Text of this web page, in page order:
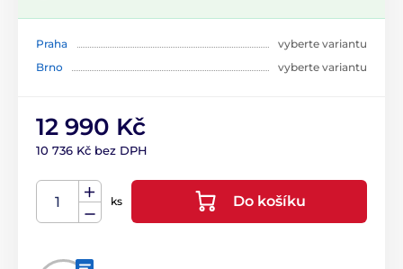
Praha
vyberte variantu
Brno
vyberte variantu
12 990 Kč
10 736 Kč bez DPH
ks Do košíku